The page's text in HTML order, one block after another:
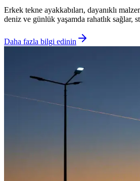
Erkek tekne ayakkabıları, dayanıklı
deniz ve günlük yaşamda rahatlık sağlar,
Daha fazla bilgi edinin